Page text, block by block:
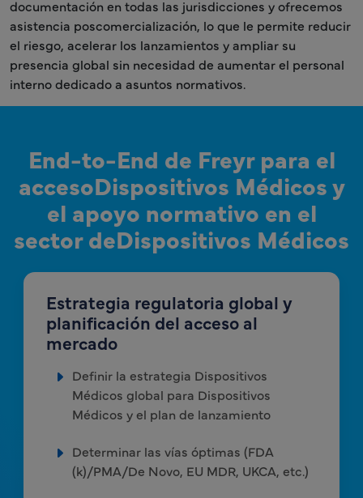
documentación en todas las jurisdicciones y ofrecemos
asistencia poscomercialización, lo que le permite reducir
el riesgo, acelerar los lanzamientos y ampliar su
presencia global sin necesidad de aumentar el personal
interno dedicado a asuntos normativos.
End-to-End de Freyr para el
accesoDispositivos Médicos y
el apoyo normativo en el
sector deDispositivos Médicos
Estrategia regulatoria global y
planificación del acceso al
mercado
Definir la estrategia Dispositivos
Médicos global para Dispositivos
Médicos y el plan de lanzamiento
Determinar las vías óptimas (FDA
(k)/PMA/De Novo, EU MDR, UKCA, etc.)